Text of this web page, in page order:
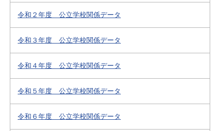
令和２年度 公立学校関係データ
令和３年度 公立学校関係データ
令和４年度 公立学校関係データ
令和５年度 公立学校関係データ
令和６年度 公立学校関係データ